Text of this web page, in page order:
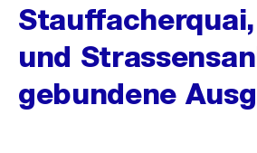
und
gebundene